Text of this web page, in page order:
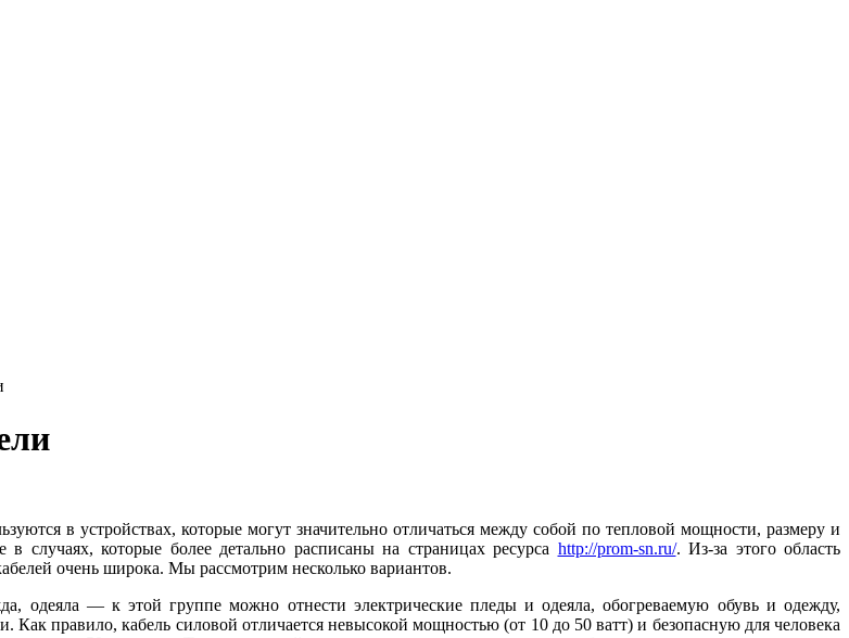
в устройствах, которые могут значительно отличаться между собой по тепловой мощности, размеру и
в случаях, которые более детально расписаны на страницах ресурса http://prom-sn.ru/. Из-за этого область
очень широка. Мы рассмотрим несколько вариантов.
одеяла — к этой группе можно отнести электрические пледы и одеяла, обогреваемую обувь и одежду,
Как правило, кабель силовой отличается невысокой мощностью (от 10 до 50 ватт) и безопасную для человека